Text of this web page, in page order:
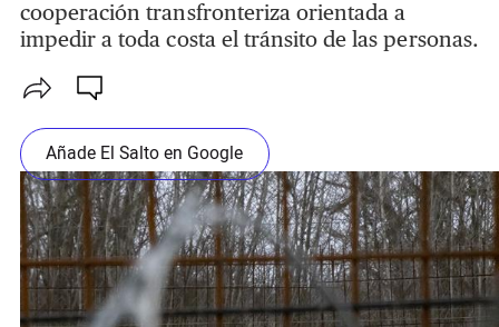
cooperación transfronteriza orientada a
impedir a toda costa el tránsito de las personas.
Añade El Salto en Google